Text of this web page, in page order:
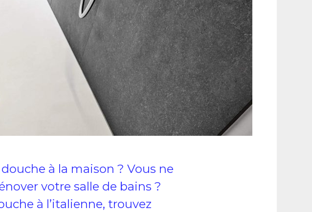
à la maison ? Vous ne
votre salle de bains ?
à l’italienne, trouvez